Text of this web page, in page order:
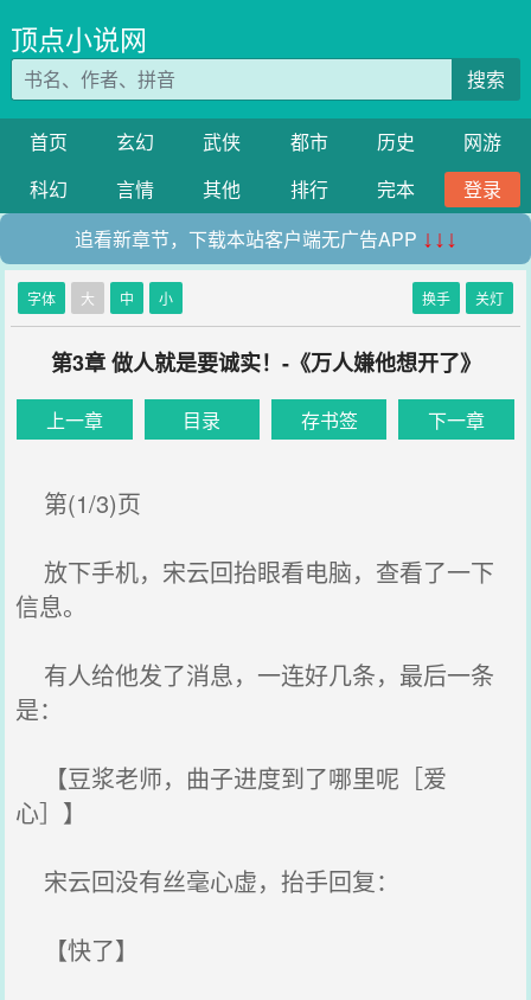
顶点小说网
搜索
首页 玄幻 武侠 都市 历史
网游
科幻
言情 其他 排行 完本
登录
追看新章节，下载本站客户端无广告APP ↓↓↓
字体 大 中 小 换手 关灯
第3章 做人就是要诚实！-《万人嫌他想开了》
上一章 目录 存书签 下一章
第(1/3)页
放下手机，宋云回抬眼看电脑，查看了一下
信息。
有人给他发了消息，一连好几条，最后一条
是：
【豆浆老师，曲子进度到了哪里呢［爱
心］】
宋云回没有丝毫心虚，抬手回复：
【快了】